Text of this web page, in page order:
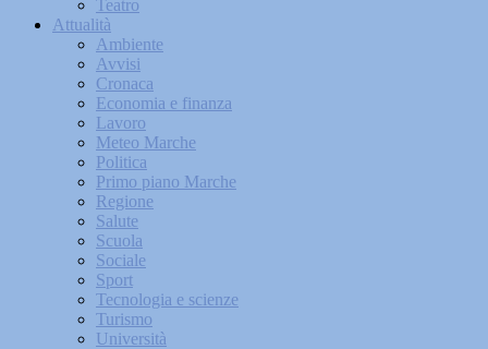
Teatro
Attualità
Ambiente
Avvisi
Cronaca
Economia e finanza
Lavoro
Meteo Marche
Politica
Primo piano Marche
Regione
Salute
Scuola
Sociale
Sport
Tecnologia e scienze
Turismo
Università